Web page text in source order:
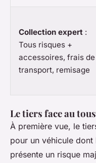
Collection expert :
Tous risques +
accessoires, frais de
transport, remisage
Le tiers face au
À première vue, le
pour un véhicule
présente un risque